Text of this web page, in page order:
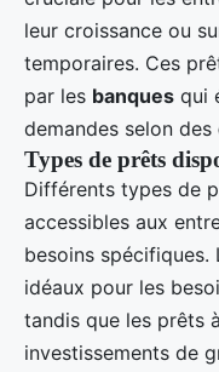
leur croissance ou
temporaires. Ces
par les banques qui
demandes selon des
Types de prêts
Différents types de
accessibles aux
besoins
idéaux pour les
tandis que les prêts
investissements de